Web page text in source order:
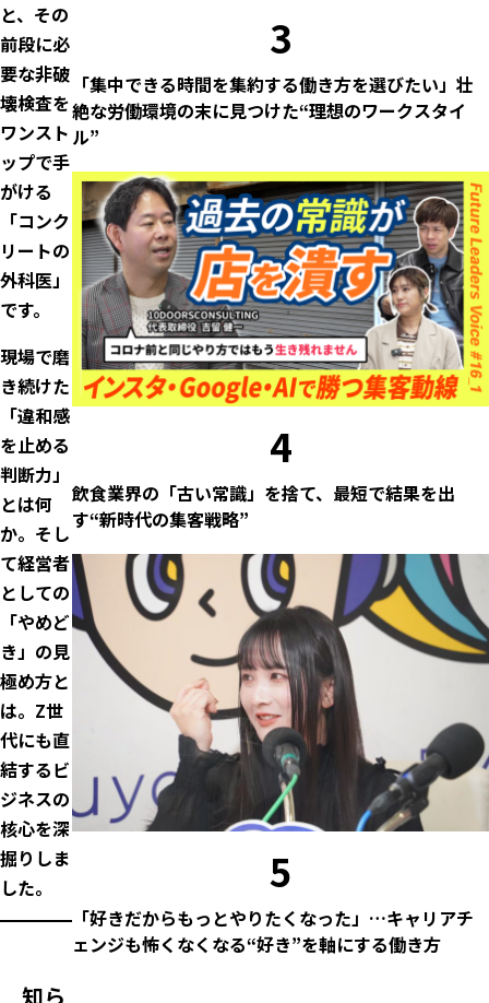
と、その
前段に必
要な非破
壊検査を
ワンスト
ップで手
がける
「コンク
リートの
外科医」
です。
現場で磨
き続けた
「違和感
を止める
判断力」
とは何
か。そし
て経営者
としての
「やめど
き」の見
極め方と
は。Z世
代にも直
結するビ
ジネスの
核心を深
掘りしま
した。
知ら
3
「集中できる時間を集約する働き方を選びたい」壮
絶な労働環境の末に見つけた“理想のワークスタイ
ル”
4
飲食業界の「古い常識」を捨て、最短で結果を出
す“新時代の集客戦略”
5
「好きだからもっとやりたくなった」…キャリアチ
ェンジも怖くなくなる“好き”を軸にする働き方